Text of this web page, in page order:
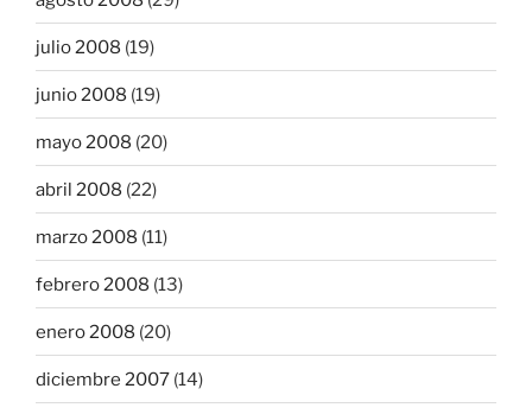
julio 2008 (19)
junio 2008 (19)
mayo 2008 (20)
abril 2008 (22)
marzo 2008 (11)
febrero 2008 (13)
enero 2008 (20)
diciembre 2007 (14)